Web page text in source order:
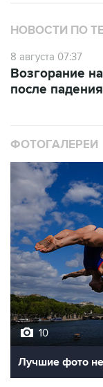
НОВОСТИ ПО
8 августа 07:37
Возгорание
после
ФОТОГАЛЕРЕИ
10
Лучшие фото